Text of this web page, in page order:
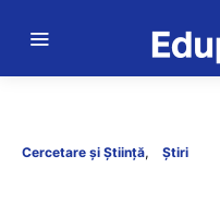
Cercetare și Știință Știri